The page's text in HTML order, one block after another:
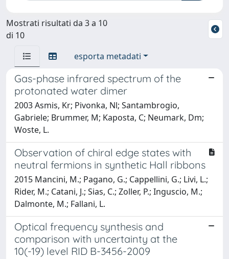
Mostrati risultati da 3 a 10
di 10
esporta metadati
Gas-phase infrared spectrum of the
protonated water dimer
2003 Asmis, Kr; Pivonka, Nl; Santambrogio,
Gabriele; Brummer, M; Kaposta, C; Neumark, Dm;
Woste, L.
Observation of chiral edge states with
neutral fermions in synthetic Hall ribbons
2015 Mancini, M.; Pagano, G.; Cappellini, G.; Livi, L.;
Rider, M.; Catani, J.; Sias, C.; Zoller, P.; Inguscio, M.;
Dalmonte, M.; Fallani, L.
Optical frequency synthesis and
comparison with uncertainty at the
10(-19) level RID B-3456-2009